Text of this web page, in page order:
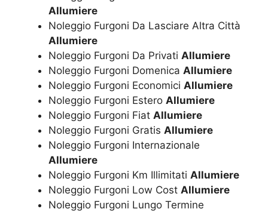
Allumiere
Noleggio Furgoni Da Lasciare Altra Città
Allumiere
Noleggio Furgoni Da Privati Allumiere
Noleggio Furgoni Domenica Allumiere
Noleggio Furgoni Economici Allumiere
Noleggio Furgoni Estero Allumiere
Noleggio Furgoni Fiat Allumiere
Noleggio Furgoni Gratis Allumiere
Noleggio Furgoni Internazionale
Allumiere
Noleggio Furgoni Km Illimitati Allumiere
Noleggio Furgoni Low Cost Allumiere
Noleggio Furgoni Lungo Termine